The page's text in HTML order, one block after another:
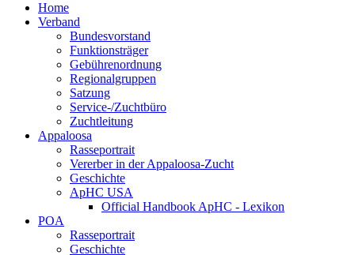
Home
Verband
Bundesvorstand
Funktionsträger
Gebührenordnung
Regionalgruppen
Satzung
Service-/Zuchtbüro
Zuchtleitung
Appaloosa
Rasseportrait
Vererber in der Appaloosa-Zucht
Geschichte
ApHC USA
Official Handbook ApHC - Lexikon
POA
Rasseportrait
Geschichte